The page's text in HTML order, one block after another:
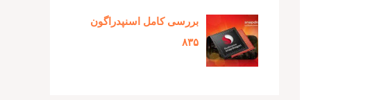
بررسی کامل اسنپدراگون
۸۳۵